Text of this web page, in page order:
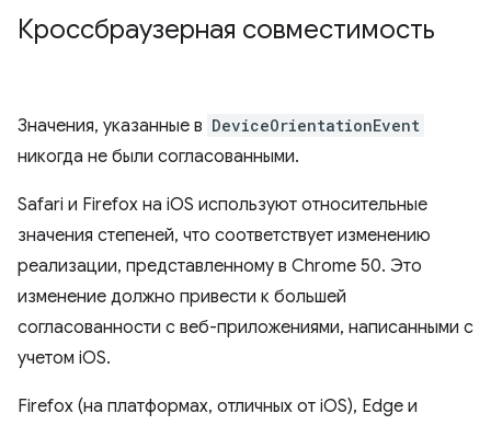
Кроссбраузерная совместимость
Значения, указанные в DeviceOrientationEvent
никогда не были согласованными.
Safari и Firefox на iOS используют относительные
значения степеней, что соответствует изменению
реализации, представленному в Chrome 50. Это
изменение должно привести к большей
согласованности с веб-приложениями, написанными с
учетом iOS.
Firefox (на платформах, отличных от iOS), Edge и